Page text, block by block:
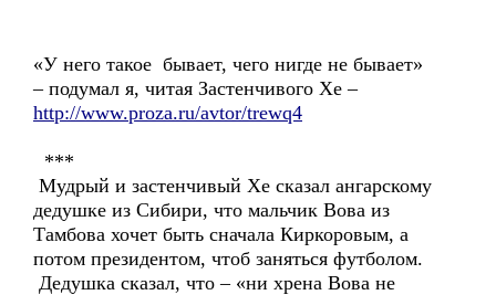
«У него такое бывает, чего нигде не бывает»
– подумал я, читая Застенчивого Хе –
http://www.proza.ru/avtor/trewq4
***
Мудрый и застенчивый Хе сказал ангарскому
дедушке из Сибири, что мальчик Вова из
Тамбова хочет быть сначала Киркоровым, а
потом президентом, чтоб заняться футболом.
Дедушка сказал, что – «ни хрена Вова не